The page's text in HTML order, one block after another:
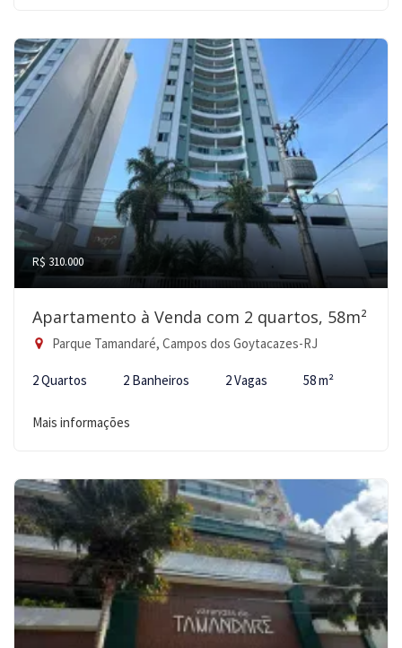
R$ 310.000
Apartamento à Venda com 2 quartos, 58m²
Parque Tamandaré, Campos dos Goytacazes-RJ
2 Quartos 2 Banheiros 2 Vagas 58 m²
Mais informações